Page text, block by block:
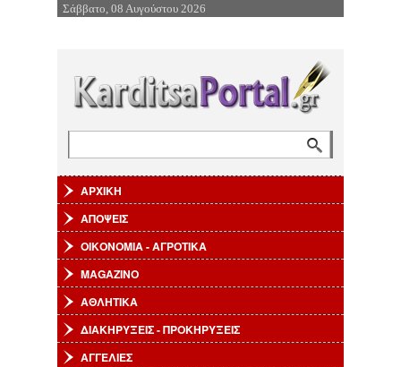
Επιστροφή στην Πλοήγηση
Σάββατο, 08 Αυγούστου 2026
ΑΡΧΙΚΗ
ΑΠΟΨΕΙΣ
ΟΙΚΟΝΟΜΙΑ - ΑΓΡΟΤΙΚΑ
MAGAZINO
ΑΘΛΗΤΙΚΑ
ΔΙΑΚΗΡΥΞΕΙΣ - ΠΡΟΚΗΡΥΞΕΙΣ
ΑΓΓΕΛΙΕΣ